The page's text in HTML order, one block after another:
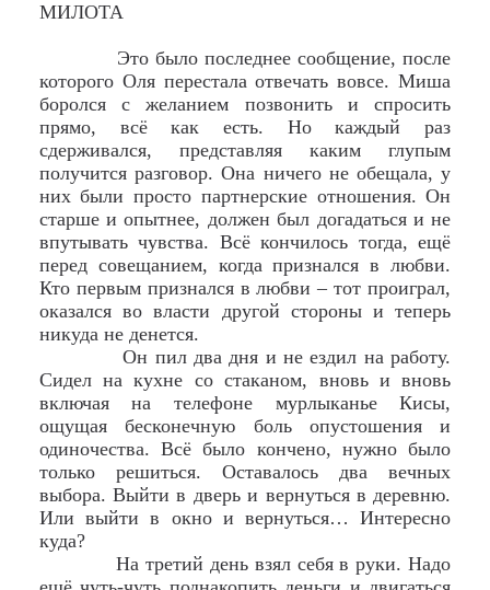
МИЛОТА
Это было последнее сообщение, после
которого Оля перестала отвечать вовсе. Миша
боролся с желанием позвонить и спросить
прямо, всё как есть. Но каждый раз
сдерживался, представляя каким глупым
получится разговор. Она ничего не обещала, у
них были просто партнерские отношения. Он
старше и опытнее, должен был догадаться и не
впутывать чувства. Всё кончилось тогда, ещё
перед совещанием, когда признался в любви.
Кто первым признался в любви – тот проиграл,
оказался во власти другой стороны и теперь
никуда не денется.
Он пил два дня и не ездил на работу.
Сидел на кухне со стаканом, вновь и вновь
включая на телефоне мурлыканье Кисы,
ощущая бесконечную боль опустошения и
одиночества. Всё было кончено, нужно было
только решиться. Оставалось два вечных
выбора. Выйти в дверь и вернуться в деревню.
Или выйти в окно и вернуться… Интересно
куда?
На третий день взял себя в руки. Надо